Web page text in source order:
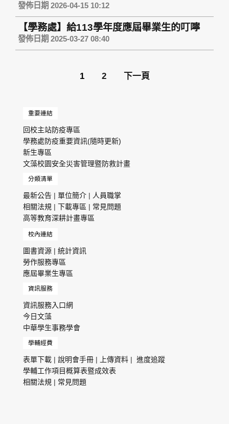
發佈日期 2026-04-15 10:12
【學務處】給113學年度應屆畢業生的叮嚀
發佈日期 2025-03-27 08:40
1 2 下一頁
重要連結
回校主站防疫專區
學務處防疫重要資訊(隨時更新)
新生專區
文藻校園安全災害管理暨防救計畫
分類清單
最新公告 | 單位簡介 | 人員職掌
相關法規 | 下載專區 | 常見問題
高等教育深耕計畫專區
校內連結
圖書資源 | 統計資訊
勞作服務專區
應屆畢業生專區
資訊服務
資訊服務入口網
今日文藻
中華學生事務學會
學輔經費
表單下載 | 說明會手冊 | 上傳資料 | 進度追蹤
學輔工作項目概算表暨成效表
相關法規 | 常見問題